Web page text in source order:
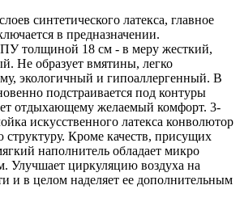
синтетического латекса, главное
в предназначении.
толщиной 18 см - в меру жесткий,
Не образует вмятины, легко
экологичный и гипоаллергенный. В
подстраивается под контуры
отдыхающему желаемый комфорт. 3-
искусственного латекса конволютор
структуру. Кроме качеств, присущих
наполнитель обладает микро
Улучшает циркуляцию воздуха на
и в целом наделяет ее дополнительным